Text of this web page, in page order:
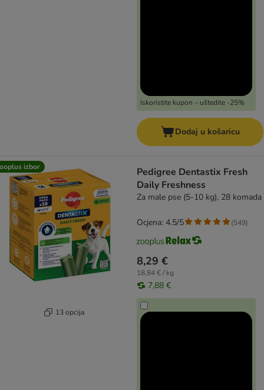
Iskoristite kupon – uštedite -25%
Dodaj u košaricu
izbor
13 opcija
Pedigree Dentastix Fresh
Daily Freshness
Za male pse (5-10 kg), 28 komada
8,29 €
18,84 € / kg
7,88 €
Ocjena: 4.5/5 (549)